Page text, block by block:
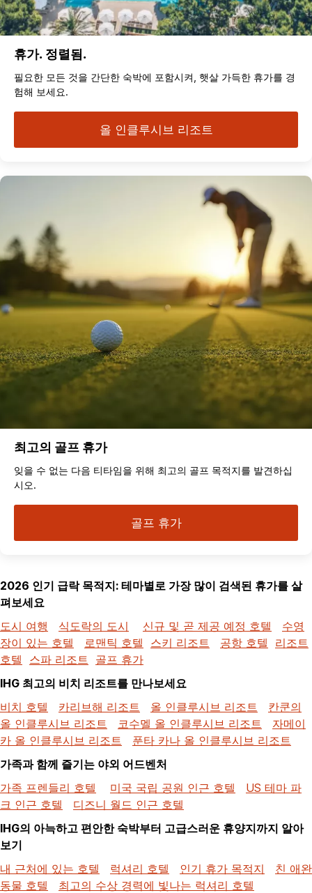
휴가. 정렬됨.
필요한 모든 것을 간단한 숙박에 포함시켜, 햇살 가득한 휴가를 경
험해 보세요.
올 인클루시브 리조트
최고의 골프 휴가
잊을 수 없는 다음 티타임을 위해 최고의 골프 목적지를 발견하십
시오.
골프 휴가
2026 인기 급락 목적지: 테마별로 가장 많이 검색된 휴가를 살
펴보세요
도시 여행
식도락의 도시 신규 및 곧 제공 예정 호텔
수영
장이 있는 호텔
로맨틱 호텔 스키 리조트 공항 호텔
리조트
호텔
스파 리조트
골프 휴가
IHG 최고의 비치 리조트를 만나보세요
비치 호텔
카리브해 리조트 올 인클루시브 리조트
칸쿤의
올 인클루시브 리조트
코수멜 올 인클루시브 리조트
자메이
카 올 인클루시브 리조트
푼타 카나 올 인클루시브 리조트
가족과 함께 즐기는 야외 어드벤처
가족 프렌들리 호텔
미국 국립 공원 인근 호텔
US 테마 파
크 인근 호텔
디즈니 월드 인근 호텔
IHG의 아늑하고 편안한 숙박부터 고급스러운 휴양지까지 알아
보기
내 근처에 있는 호텔
럭셔리 호텔 인기 휴가 목적지
친 애완
동물 호텔
최고의 수상 경력에 빛나는 럭셔리 호텔